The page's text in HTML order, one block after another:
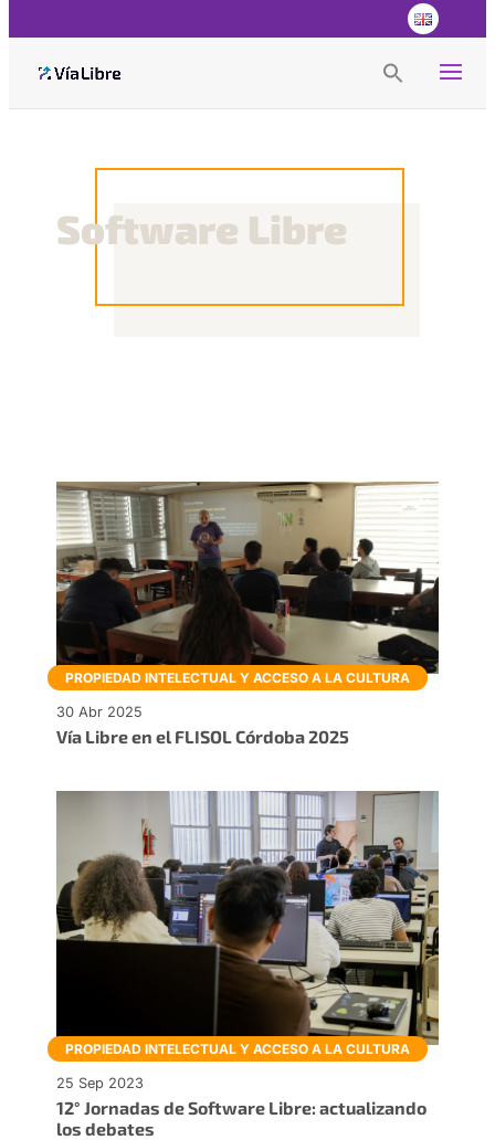
Search Button
Software Libre
Vía Libre en el FLISOL Córdoba 2025
30 Abr 2025
PROPIEDAD INTELECTUAL Y ACCESO A LA CULTURA
12° Jornadas de Software Libre: actualizando
los debates
25 Sep 2023
PROPIEDAD INTELECTUAL Y ACCESO A LA CULTURA